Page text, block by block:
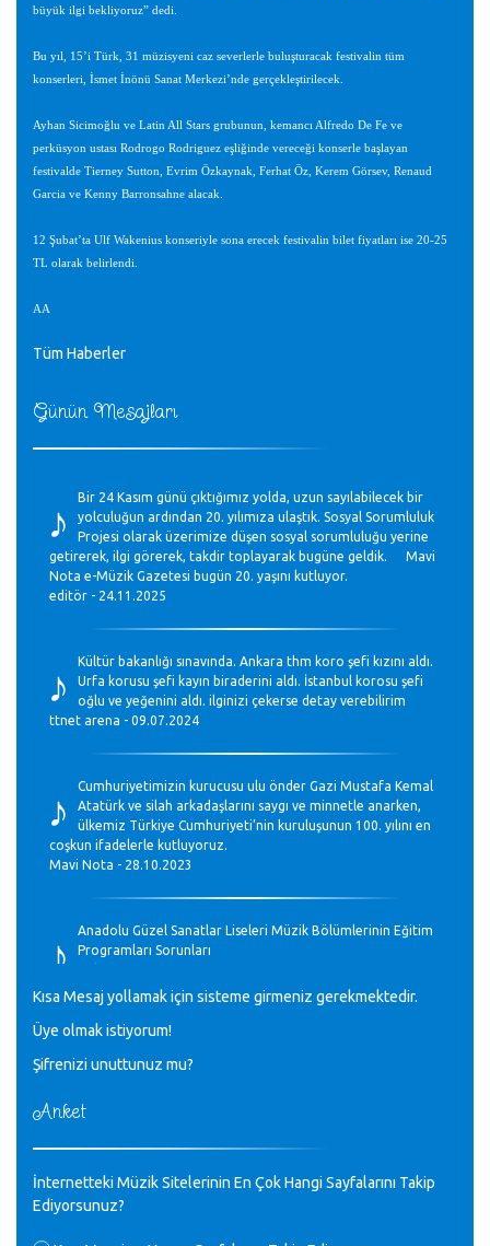
Günün Mesajları
♪
Bir 24 Kasım günü çıktığımız yolda, uzun sayılabilecek bir
yolculuğun ardından 20. yılımıza ulaştık. Sosyal Sorumluluk
Projesi olarak üzerimize düşen sosyal sorumluluğu yerine
getirerek, ilgi görerek, takdir toplayarak bugüne geldik. Mavi
Nota e-Müzik Gazetesi bugün 20. yaşını kutluyor.
editör - 24.11.2025
♪
Kültür bakanlığı sınavında. Ankara thm koro şefi kızını aldı.
Urfa korusu şefi kayın biraderini aldı. İstanbul korosu şefi
oğlu ve yeğenini aldı. ilginizi çekerse detay verebilirim
ttnet arena - 09.07.2024
♪
Cumhuriyetimizin kurucusu ulu önder Gazi Mustafa Kemal
Atatürk ve silah arkadaşlarını saygı ve minnetle anarken,
ülkemiz Türkiye Cumhuriyeti’nin kuruluşunun 100. yılını en
coşkun ifadelerle kutluyoruz.
Mavi Nota - 28.10.2023
♪
Anadolu Güzel Sanatlar Liseleri Müzik Bölümlerinin Eğitim
Programları Sorunları
♪
GEÇMİŞ OLSUN TÜRKİYE!
Mavi Nota - 07.02.2023
♪
30 yıl sonra karşılaşmak çok güzel Kurtuluş, teveccüh
M.Semih Baylan - 08.01.2023
Kısa Mesaj yollamak için sisteme girmeniz gerekmektedir.
Üye olmak istiyorum!
Şifrenizi unuttunuz mu?
Anket
İnternetteki Müzik Sitelerinin En Çok Hangi Sayfalarını Takip
Ediyorsunuz?
büyük ilgi bekliyoruz” dedi.
Bu yıl, 15’i Türk, 31 müzisyeni caz severlerle buluşturacak festivalin tüm
konserleri, İsmet İnönü Sanat Merkezi’nde gerçekleştirilecek.
Ayhan Sicimoğlu ve Latin All Stars grubunun, kemancı Alfredo De Fe ve
perküsyon ustası Rodrogo Rodriguez eşliğinde vereceği konserle başlayan
festivalde Tierney Sutton, Evrim Özkaynak, Ferhat Öz, Kerem Görsev, Renaud
Garcia ve Kenny Barronsahne alacak.
12 Şubat’ta Ulf Wakenius konseriyle sona erecek festivalin bilet fiyatları ise 20-25
TL olarak belirlendi.
AA
Tüm Haberler